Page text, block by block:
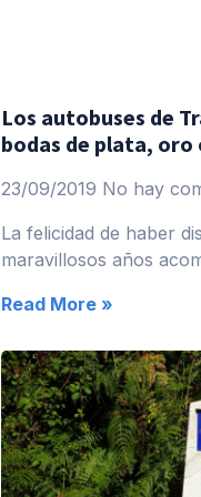
Los autobuses de
bodas de plata,
23/09/2019 No hay
La felicidad de haber
maravillosos años
Read More »